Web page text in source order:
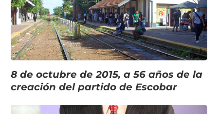
8 de octubre de 2015, a 56 años de la
creación del partido de Escobar